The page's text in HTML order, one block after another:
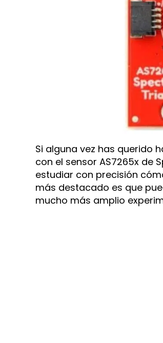
Si alguna vez has querido
con el sensor AS7265x de
estudiar con precisión
más destacado es que
mucho más amplio